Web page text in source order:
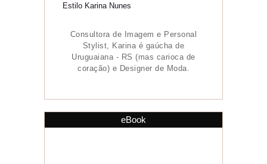
Estilo Karina Nunes
Consultora de Imagem e Personal
Stylist, Karina é gaúcha de
Uruguaiana - RS (mas carioca de
coração) e Designer de Moda.
eBook